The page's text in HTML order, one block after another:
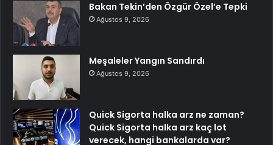
Bakan Tekin’den Özgür Özel’e Tepki
Ağustos 9, 2026
Meşaleler Yangın Sandırdı
Ağustos 9, 2026
Quick Sigorta halka arz ne zaman?
Quick Sigorta halka arz kaç lot
verecek, hangi bankalarda var?